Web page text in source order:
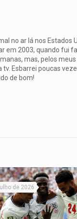
no ar lá nos Estados
em 2003, quando fui
mas, pelos
Esbarrei poucas
de bom!
de 2026